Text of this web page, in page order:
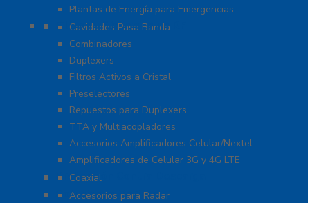
Plantas de Energía para Emergencias
Filtros y Sistemas en RF
Cavidades Pasa Banda
Combinadores
Duplexers
Filtros Activos a Cristal
Preselectores
Repuestos para Duplexers
TTA y Multiacopladores
Accesorios Amplificadores Celular/Nextel
Amplificadores de Celular 3G y 4G LTE
Protección Contra Descarga
Coaxial
Soluciones Marinas
Accesorios para Radar